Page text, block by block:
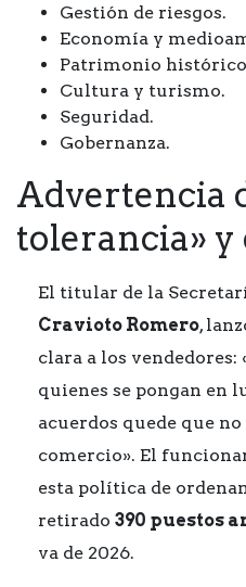
Gestión de riesgos.
Economía y
Patrimonio
Cultura y turismo.
Seguridad.
Gobernanza.
Advertencia
tolerancia» y
El titular de la
Cravioto Romero,
clara a los vendedores:
quienes se pongan en
acuerdos quede que
comercio». El
esta política de
retirado 390 puestos
va de 2026.